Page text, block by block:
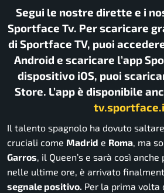
Segui le nostre dirette e i
Sportface Tv. Per scaricare
di Sportface TV, puoi
Android e scaricare l’app
dispositivo iOS, puoi
Store. L’app è disponibile
Il talento spagnolo ha dovuto
cruciali come Madrid e Roma, ma
Garros, il Queen’s e sarà così anche
nelle ultime ore, è arrivato
segnale positivo. Per la prima volta